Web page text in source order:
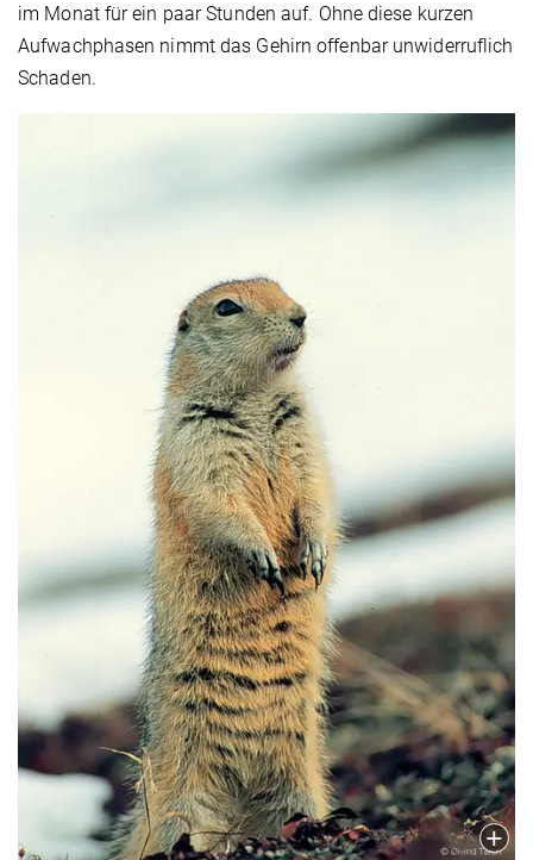
im Monat für ein paar Stunden auf. Ohne diese kurzen
Aufwachphasen nimmt das Gehirn offenbar unwiderruflich
Schaden.